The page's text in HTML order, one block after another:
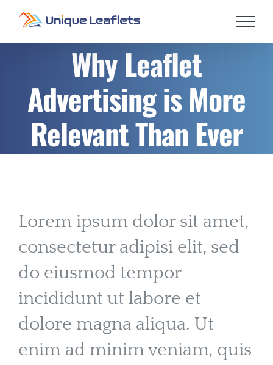
content
Why Leaflet
Advertising is More
Relevant Than Ever
Lorem ipsum dolor sit amet,
consectetur adipisi elit, sed
do eiusmod tempor
incididunt ut labore et
dolore magna aliqua. Ut
enim ad minim veniam, quis